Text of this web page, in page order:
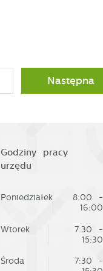
Następna
Godziny pracy
urzędu
Poniedziałek
8:00 -
16:00
Wtorek
7:30 -
15:30
Środa
7:30 -